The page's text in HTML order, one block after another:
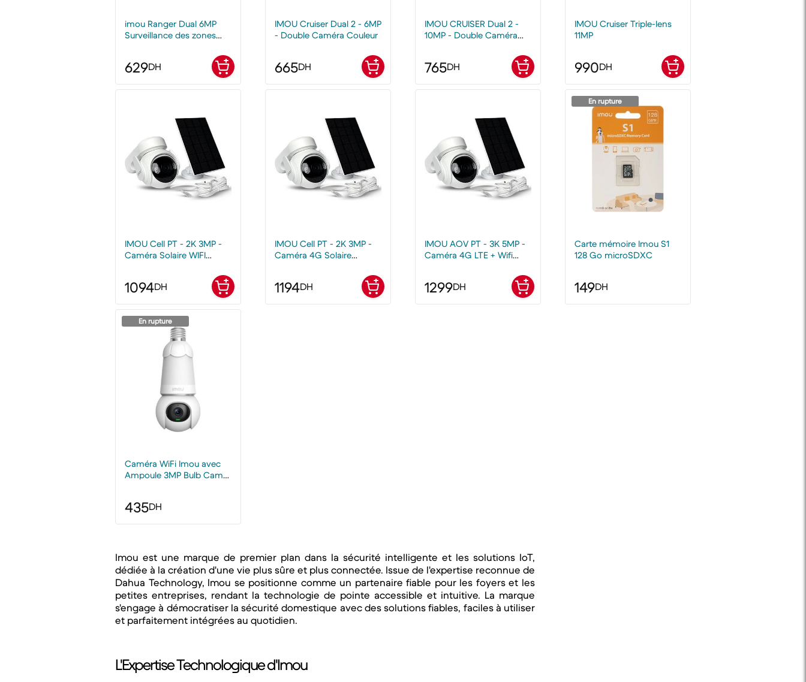
imou Ranger Dual 6MP
Surveillance des zones
629DH
IMOU Cruiser Dual 2 - 6MP
- Double Caméra Couleur
665DH
IMOU CRUISER Dual 2 -
10MP - Double Caméra
765DH
IMOU Cruiser Triple-lens
11MP
990DH
IMOU Cell PT - 2K 3MP -
Caméra Solaire WIFI
1094DH
IMOU Cell PT - 2K 3MP -
Caméra 4G Solaire
1194DH
IMOU AOV PT - 3K 5MP -
Caméra 4G LTE + Wifi
1299DH
En rupture
Carte mémoire Imou S1
128 Go microSDXC
149DH
En rupture
Caméra WiFi Imou avec
Ampoule 3MP Bulb Cam
435DH
Imou est une marque de premier plan dans la sécurité intelligente et les solutions IoT,
dédiée à la création d'une vie plus sûre et plus connectée. Issue de l'expertise reconnue de
Dahua Technology, Imou se positionne comme un partenaire fiable pour les foyers et les
petites entreprises, rendant la technologie de pointe accessible et intuitive. La marque
s'engage à démocratiser la sécurité domestique avec des solutions fiables, faciles à utiliser
et parfaitement intégrées au quotidien.
L'Expertise Technologique d'Imou